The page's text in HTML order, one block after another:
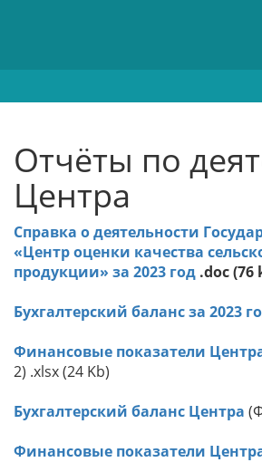
Отчёты по
Центра
Справка о деятельности
«Центр оценки качества
продукции» за 2023 год .doc (76
Бухгалтерский баланс за 2023
Финансовые показатели
2) .xlsx (24 Kb)
Бухгалтерский баланс Центра
Финансовые показатели